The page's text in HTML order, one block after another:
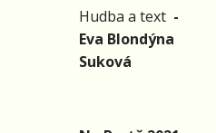
publiku
představovat.
Epýci byli přivítáni
Hudba a text -
Eva Blondýna
Suková